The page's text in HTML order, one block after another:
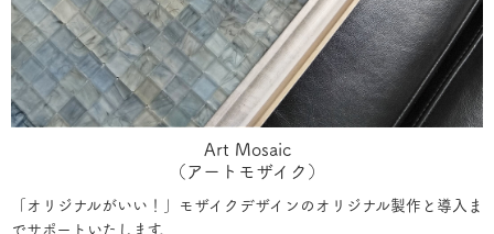
Art Mosaic
（アートモザイク）
「オリジナルがいい！」モザイクデザインのオリジナル製作と導入ま
でサポートいたします。